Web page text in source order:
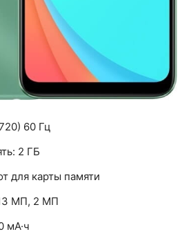
60 Гц
2 ГБ
для карты памяти
МП, 2 МП
мА·ч